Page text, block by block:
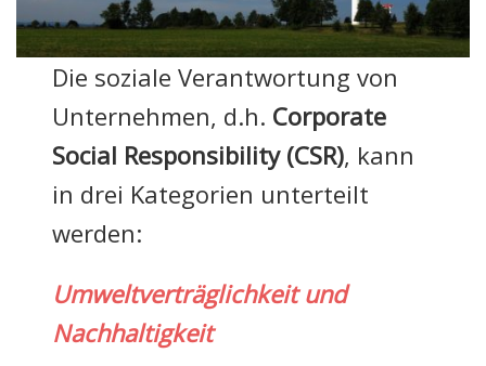
Die soziale Verantwortung von
Unternehmen, d.h. Corporate
Social Responsibility (CSR), kann
in drei Kategorien unterteilt
werden:
Umweltverträglichkeit und
Nachhaltigkeit